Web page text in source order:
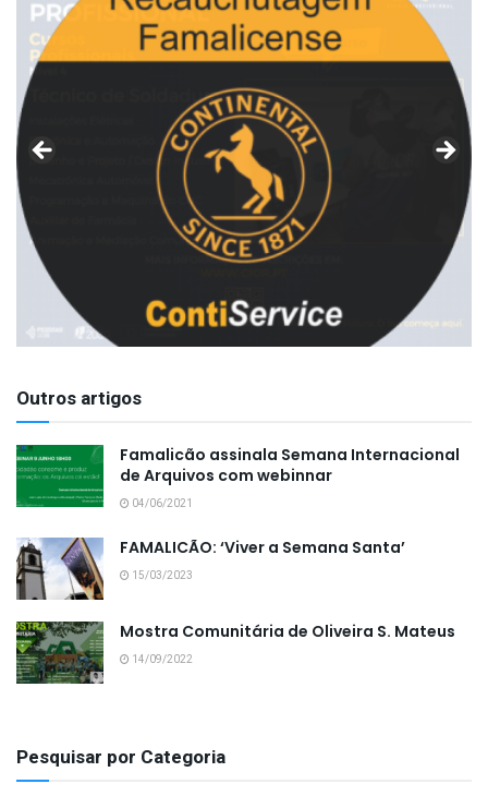
Outros artigos
Famalicão assinala Semana Internacional
de Arquivos com webinnar
04/06/2021
FAMALICÃO: ‘Viver a Semana Santa’
15/03/2023
Mostra Comunitária de Oliveira S. Mateus
14/09/2022
Pesquisar por Categoria